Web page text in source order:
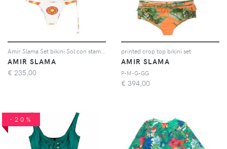
AMIR SLAMA
€ 235,00
printed crop top bikini set
AMIR SLAMA
P-M-G-GG
€ 394,00
-20%